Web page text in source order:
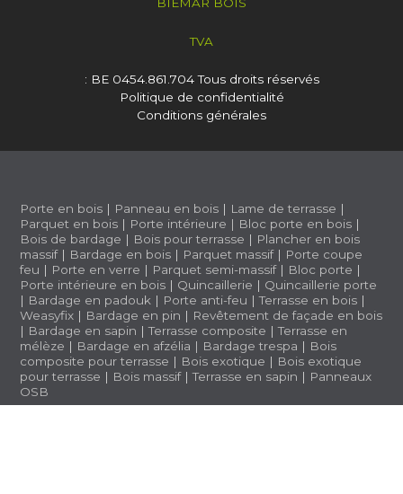
BIEMAR BOIS
TVA
: BE 0454.861.704Tous droits réservés
Politique de confidentialité
Conditions générales
Porte en bois | Panneau en bois | Lame de terrasse |
Parquet en bois | Porte intérieure | Bloc porte en bois |
Bois de bardage | Bois pour terrasse | Plancher en bois
massif| Bardage en bois | Parquet massif| Porte coupe
feu | Porte en verre | Parquet semi-massif| Bloc porte |
Porte intérieure en bois | Quincaillerie | Quincaillerie porte
| Bardage en padouk | Porte anti-feu |Terrasse en bois |
Weasyfix | Bardage en pin | Revêtement de façade en bois
| Bardage en sapin |Terrasse composite |Terrasse en
mélèze | Bardage en afzélia | Bardage trespa | Bois
composite pour terrasse | Bois exotique | Bois exotique
pour terrasse | Bois massif|Terrasse en sapin | Panneaux
OSB